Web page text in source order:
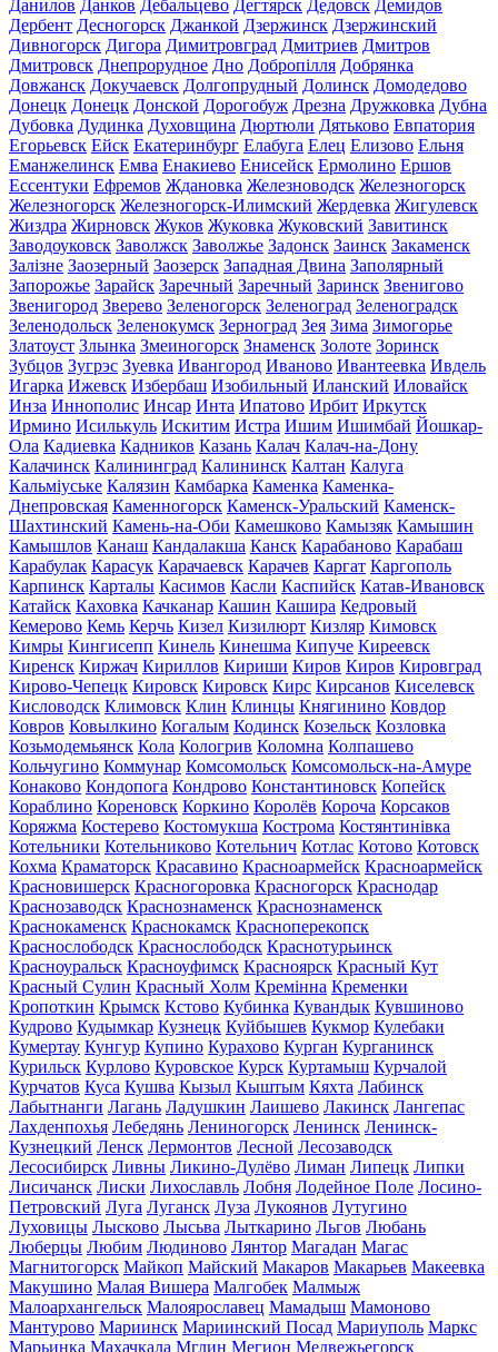
Данилов Данков Дебальцево Дегтярск Дедовск Демидов
Дербент Десногорск Джанкой Дзержинск Дзержинский
Дивногорск Дигора Димитровград Дмитриев Дмитров
Дмитровск Днепрорудное Дно Добропілля Добрянка
Довжанск Докучаевск Долгопрудный Долинск Домодедово
Донецк Донецк Донской Дорогобуж Дрезна Дружковка Дубна
Дубовка Дудинка Духовщина Дюртюли Дятьково Евпатория
Егорьевск Ейск Екатеринбург Елабуга Елец Елизово Ельня
Еманжелинск Емва Енакиево Енисейск Ермолино Ершов
Ессентуки Ефремов Ждановка Железноводск Железногорск
Железногорск Железногорск-Илимский Жердевка Жигулевск
Жиздра Жирновск Жуков Жуковка Жуковский Завитинск
Заводоуковск Заволжск Заволжье Задонск Заинск Закаменск
Залізне Заозерный Заозерск Западная Двина Заполярный
Запорожье Зарайск Заречный Заречный Заринск Звенигово
Звенигород Зверево Зеленогорск Зеленоград Зеленоградск
Зеленодольск Зеленокумск Зерноград Зея Зима Зимогорье
Златоуст Злынка Змеиногорск Знаменск Золоте Зоринск
Зубцов Зугрэс Зуевка Ивангород Иваново Ивантеевка Ивдель
Игарка Ижевск Избербаш Изобильный Иланский Иловайск
Инза Иннополис Инсар Инта Ипатово Ирбит Иркутск
Ирмино Исилькуль Искитим Истра Ишим Ишимбай Йошкар-
Ола Кадиевка Кадников Казань Калач Калач-на-Дону
Калачинск Калининград Калининск Калтан Калуга
Кальміуське Калязин Камбарка Каменка Каменка-
Днепровская Каменногорск Каменск-Уральский Каменск-
Шахтинский Камень-на-Оби Камешково Камызяк Камышин
Камышлов Канаш Кандалакша Канск Карабаново Карабаш
Карабулак Карасук Карачаевск Карачев Каргат Каргополь
Карпинск Карталы Касимов Касли Каспийск Катав-Ивановск
Катайск Каховка Качканар Кашин Кашира Кедровый
Кемерово Кемь Керчь Кизел Кизилюрт Кизляр Кимовск
Кимры Кингисепп Кинель Кинешма Кипуче Киреевск
Киренск Киржач Кириллов Кириши Киров Киров Кировград
Кирово-Чепецк Кировск Кировск Кирс Кирсанов Киселевск
Кисловодск Климовск Клин Клинцы Княгинино Ковдор
Ковров Ковылкино Когалым Кодинск Козельск Козловка
Козьмодемьянск Кола Кологрив Коломна Колпашево
Кольчугино Коммунар Комсомольск Комсомольск-на-Амуре
Конаково Кондопога Кондрово Константиновск Копейск
Кораблино Кореновск Коркино Королёв Короча Корсаков
Коряжма Костерево Костомукша Кострома Костянтинівка
Котельники Котельниково Котельнич Котлас Котово Котовск
Кохма Краматорск Красавино Красноармейск Красноармейск
Красновишерск Красногоровка Красногорск Краснодар
Краснозаводск Краснознаменск Краснознаменск
Краснокаменск Краснокамск Красноперекопск
Краснослободск Краснослободск Краснотурьинск
Красноуральск Красноуфимск Красноярск Красный Кут
Красный Сулин Красный Холм Кремінна Кременки
Кропоткин Крымск Кстово Кубинка Кувандык Кувшиново
Кудрово Кудымкар Кузнецк Куйбышев Кукмор Кулебаки
Кумертау Кунгур Купино Курахово Курган Курганинск
Курильск Курлово Куровское Курск Куртамыш Курчалой
Курчатов Куса Кушва Кызыл Кыштым Кяхта Лабинск
Лабытнанги Лагань Ладушкин Лаишево Лакинск Лангепас
Лахденпохья Лебедянь Лениногорск Ленинск Ленинск-
Кузнецкий Ленск Лермонтов Лесной Лесозаводск
Лесосибирск Ливны Ликино-Дулёво Лиман Липецк Липки
Лисичанск Лиски Лихославль Лобня Лодейное Поле Лосино-
Петровский Луга Луганск Луза Лукоянов Лутугино
Луховицы Лысково Лысьва Лыткарино Льгов Любань
Люберцы Любим Людиново Лянтор Магадан Магас
Магнитогорск Майкоп Майский Макаров Макарьев Макеевка
Макушино Малая Вишера Малгобек Малмыж
Малоархангельск Малоярославец Мамадыш Мамоново
Мантурово Мариинск Мариинский Посад Мариуполь Маркс
Марьинка Махачкала Мглин Мегион Медвежьегорск